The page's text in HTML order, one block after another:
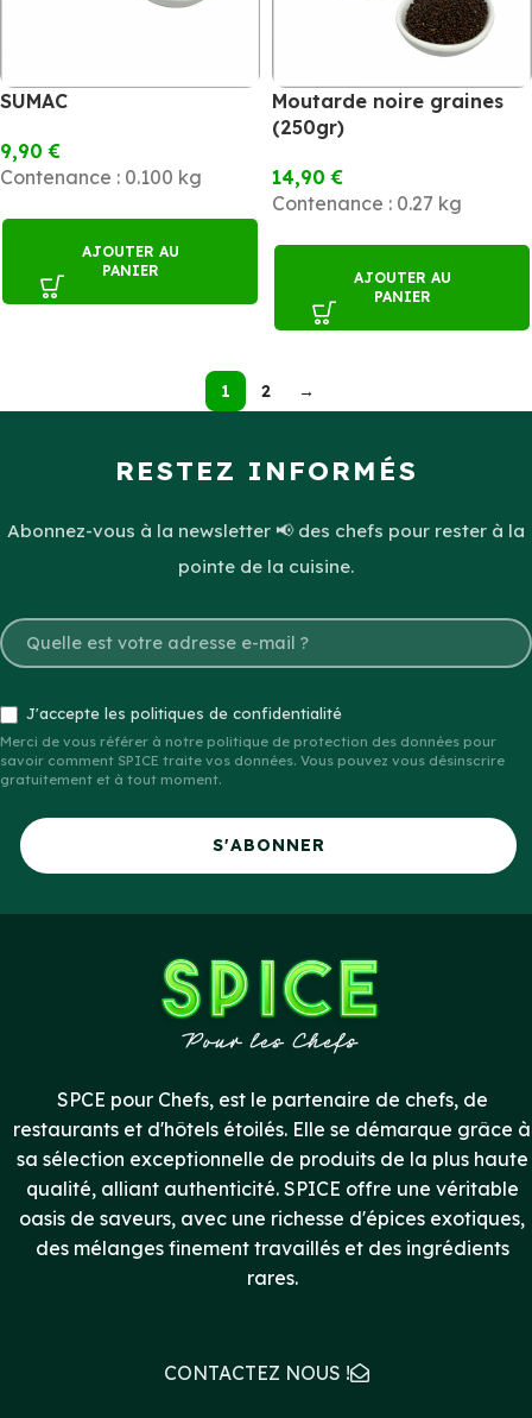
SUMAC
9,90€
Contenance : 0.100 kg
AJOUTER AU
PANIER
Moutarde noire graines
(250gr)
14,90€
Contenance : 0.27 kg
AJOUTER AU
PANIER
1 2 →
RESTEZ INFORMÉS
Abonnez-vous à la newsletter 📢 des chefs pour rester à la
pointe de la cuisine.
J'accepte les politiques de confidentialité
Merci de vous référer à notre politique de protection des données pour
savoir comment SPICE traite vos données. Vous pouvez vous désinscrire
gratuitement et à tout moment.
S'ABONNER
SPCE pour Chefs, est le partenaire de chefs, de
restaurants et d'hôtels étoilés. Elle se démarque grâce à
sa sélection exceptionnelle de produits de la plus haute
qualité, alliant authenticité. SPICE offre une véritable
oasis de saveurs, avec une richesse d'épices exotiques,
des mélanges finement travaillés et des ingrédients
rares.
CONTACTEZ NOUS !